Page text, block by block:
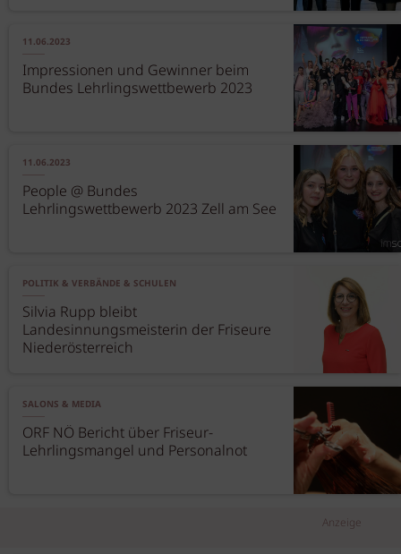
11.06.2023
Impressionen und Gewinner beim
Bundes Lehrlingswettbewerb 2023
11.06.2023
People @ Bundes
Lehrlingswettbewerb 2023 Zell am See
POLITIK & VERBÄNDE & SCHULEN
Silvia Rupp bleibt
Landesinnungsmeisterin der Friseure
Niederösterreich
SALONS & MEDIA
ORF NÖ Bericht über Friseur-
Lehrlingsmangel und Personalnot
Anzeige